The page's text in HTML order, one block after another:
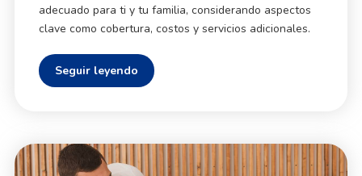
adecuado para ti y tu familia, considerando aspectos
clave como cobertura, costos y servicios adicionales.
Seguir leyendo